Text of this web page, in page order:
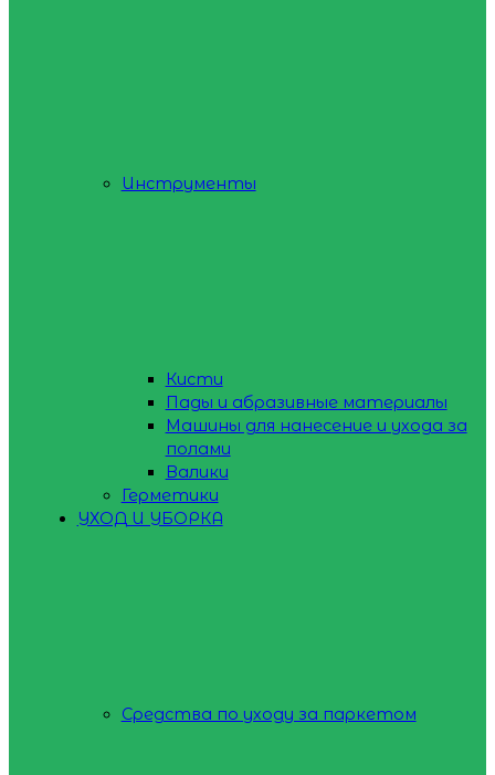
Инструменты
Кисти
Пады и абразивные материалы
Машины для нанесение и ухода за
полами
Валики
Герметики
УХОД И УБОРКА
Средства по уходу за паркетом